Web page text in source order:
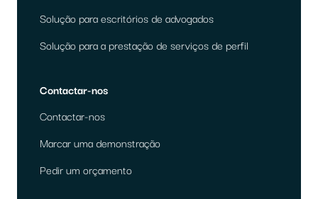
Solução para escritórios de advogados
Solução para a prestação de serviços de perfil
Contactar-nos
Contactar-nos
Marcar uma demonstração
Pedir um orçamento